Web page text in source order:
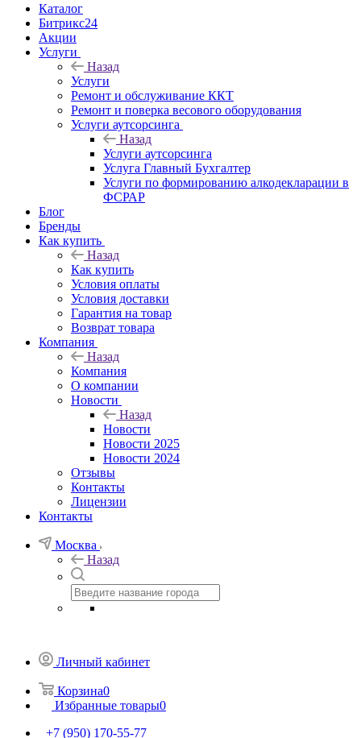
Каталог
Битрикс24
Акции
Услуги
Назад
Услуги
Ремонт и обслуживание ККТ
Ремонт и поверка весового оборудования
Услуги аутсорсинга
Назад
Услуги аутсорсинга
Услуга Главный Бухгалтер
Услуги по формированию алкодекларации в
ФСРАР
Блог
Бренды
Как купить
Назад
Как купить
Условия оплаты
Условия доставки
Гарантия на товар
Возврат товара
Компания
Назад
Компания
О компании
Новости
Назад
Новости
Новости 2025
Новости 2024
Отзывы
Контакты
Лицензии
Контакты
Москва
Назад
Личный кабинет
Корзина0
Избранные товары0
+7 (950) 170-55-77